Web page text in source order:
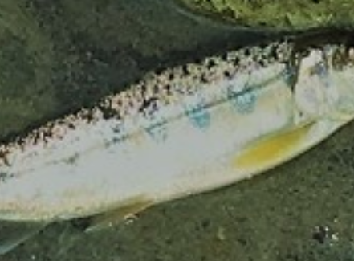
2024.05.09 2023.10.26
ダイワ スパルタンIC150Hのオーバーホ
ール
2024.10.31
シマノ 20メタ
ューン
2024.10.24